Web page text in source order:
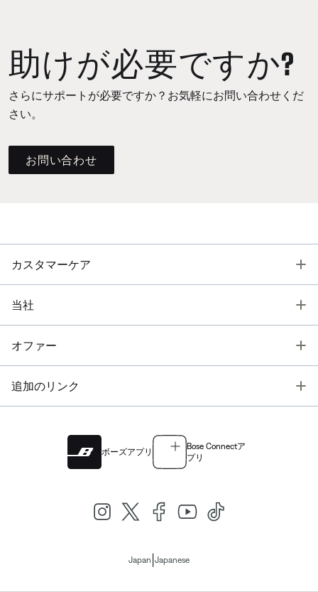
助けが必要ですか?
さらにサポートが必要ですか？お気軽にお問い合わせくだ
さい。
お問い合わせ
カスタマーケア
当社
オファー
追加のリンク
ボーズアプリ
Bose Connectア
プリ
Japan Japanese